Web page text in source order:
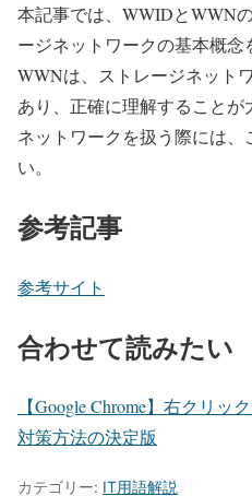
本記事では、WWIDとWWN
ージネットワークの基本概
WWNは、ストレージネット
あり、正確に理解すること
ネットワークを扱う際には
い。
参考記事
参考サイト
合わせて読みたい
【Google Chrome】右クリ
対策方法の決定版
カテゴリー: IT用語解説